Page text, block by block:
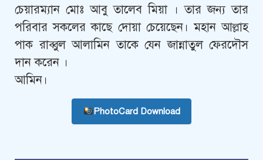
চেয়ারম্যান মোঃ আবু তালেব মিয়া । তার জন্য তার
পরিবার সকলের কাছে দোয়া চেয়েছেন। মহান আল্লাহ
পাক রাব্বুল আলামিন তাকে যেন জান্নাতুল ফেরদৌস
দান করেন ।
আমিন।
PhotoCard Download